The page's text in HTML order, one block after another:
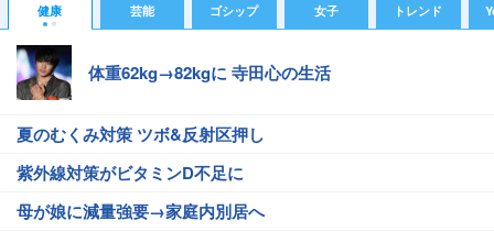
健康 芸能 ゴシップ 女子 トレンド
体重62kg→82kgに 寺田心の生活
夏のむくみ対策 ツボ&反射区押し
紫外線対策がビタミンD不足に
母が娘に減量強要→家庭内別居へ